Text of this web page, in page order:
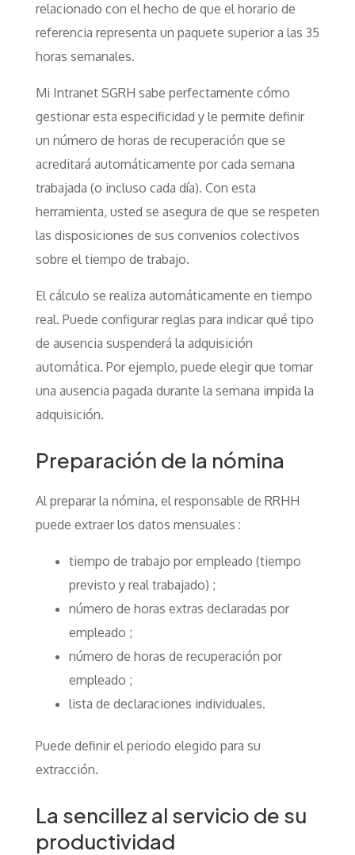
relacionado con el hecho de que el horario de
referencia representa un paquete superior a las 35
horas semanales.
Mi Intranet SGRH sabe perfectamente cómo
gestionar esta especificidad y le permite definir
un número de horas de recuperación que se
acreditará automáticamente por cada semana
trabajada (o incluso cada día). Con esta
herramienta, usted se asegura de que se respeten
las disposiciones de sus convenios colectivos
sobre el tiempo de trabajo.
El cálculo se realiza automáticamente en tiempo
real. Puede configurar reglas para indicar qué tipo
de ausencia suspenderá la adquisición
automática. Por ejemplo, puede elegir que tomar
una ausencia pagada durante la semana impida la
adquisición.
Preparación de la nómina
Al preparar la nómina, el responsable de RRHH
puede extraer los datos mensuales :
tiempo de trabajo por empleado (tiempo
previsto y real trabajado) ;
número de horas extras declaradas por
empleado ;
número de horas de recuperación por
empleado ;
lista de declaraciones individuales.
Puede definir el periodo elegido para su
extracción.
La sencillez al servicio de su
productividad